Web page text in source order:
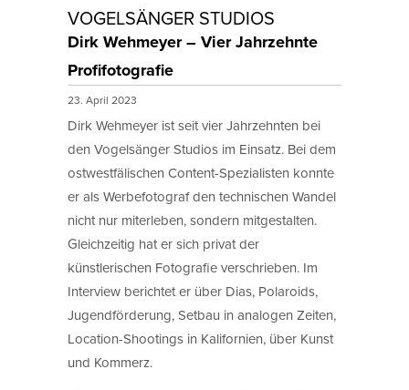
VOGELSÄNGER STUDIOS
Dirk Wehmeyer – Vier Jahrzehnte
Profifotografie
23. April 2023
Dirk Wehmeyer ist seit vier Jahrzehnten bei
den Vogelsänger Studios im Einsatz. Bei dem
ostwestfälischen Content-Spezialisten konnte
er als Werbefotograf den technischen Wandel
nicht nur miterleben, sondern mitgestalten.
Gleichzeitig hat er sich privat der
künstlerischen Fotografie verschrieben. Im
Interview berichtet er über Dias, Polaroids,
Jugendförderung, Setbau in analogen Zeiten,
Location-Shootings in Kalifornien, über Kunst
und Kommerz.